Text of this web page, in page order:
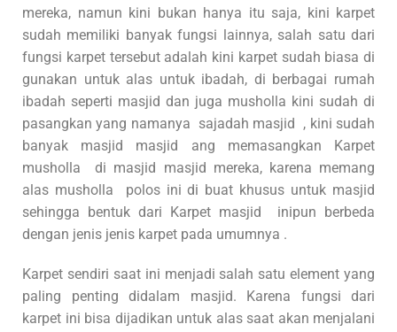
mereka, namun kini bukan hanya itu saja, kini karpet
sudah memiliki banyak fungsi lainnya, salah satu dari
fungsi karpet tersebut adalah kini karpet sudah biasa di
gunakan untuk alas untuk ibadah, di berbagai rumah
ibadah seperti masjid dan juga musholla kini sudah di
pasangkan yang namanya sajadah masjid , kini sudah
banyak masjid masjid ang memasangkan Karpet
musholla di masjid masjid mereka, karena memang
alas musholla polos ini di buat khusus untuk masjid
sehingga bentuk dari Karpet masjid inipun berbeda
dengan jenis jenis karpet pada umumnya .
Karpet sendiri saat ini menjadi salah satu element yang
paling penting didalam masjid. Karena fungsi dari
karpet ini bisa dijadikan untuk alas saat akan menjalani